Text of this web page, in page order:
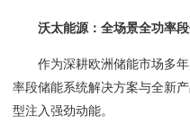
沃太能源：全场景全功率
作为深耕欧洲储能市场多年
率段储能系统解决方案与全新
型注入强劲动能。